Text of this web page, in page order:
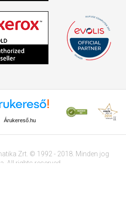
Árukereső.hu
Zrt. © 1992 - 2018. Minden jog
All rights reserved.